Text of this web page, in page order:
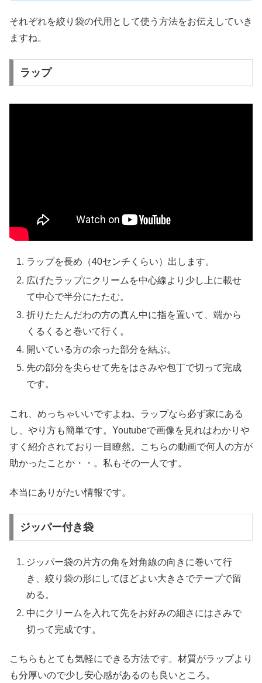
それぞれを絞り袋の代用として使う方法をお伝えしていき
ますね。
ラップ
ラップを長め（40センチくらい）出します。
広げたラップにクリームを中心線より少し上に載せ
て中心で半分にたたむ。
折りたたんだわの方の真ん中に指を置いて、端から
くるくると巻いて行く。
開いている方の余った部分を結ぶ。
先の部分を尖らせて先をはさみや包丁で切って完成
です。
これ、めっちゃいいですよね。ラップなら必ず家にある
し、やり方も簡単です。Youtubeで画像を見れはわかりや
すく紹介されており一目瞭然。こちらの動画で何人の方が
助かったことか・・。私もその一人です。
本当にありがたい情報です。
ジッパー付き袋
ジッパー袋の片方の角を対角線の向きに巻いて行
き、絞り袋の形にしてほどよい大きさでテープで留
める。
中にクリームを入れて先をお好みの細さにはさみで
切って完成です。
こちらもとても気軽にできる方法です。材質がラップより
も分厚いので少し安心感があるのも良いところ。